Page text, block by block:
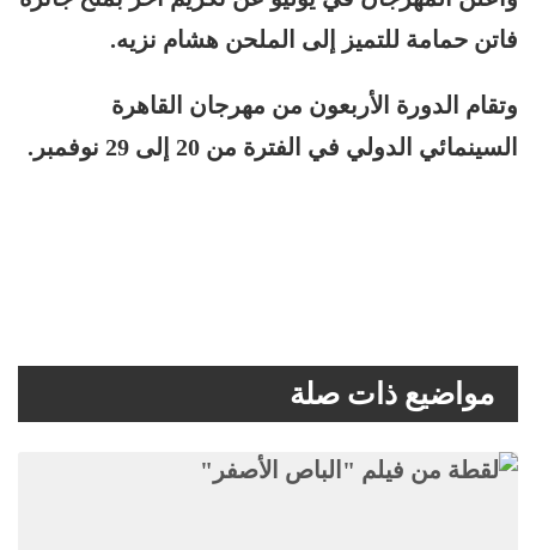
فاتن حمامة للتميز إلى الملحن هشام نزيه.
وتقام الدورة الأربعون من مهرجان القاهرة
السينمائي الدولي في الفترة من 20 إلى 29 نوفمبر.
مواضيع ذات صلة